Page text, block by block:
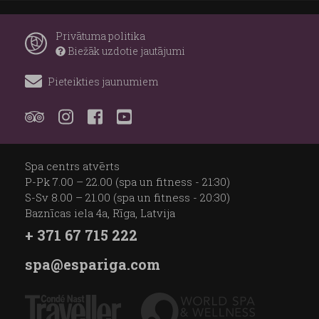
Privātuma politika
Biežāk uzdotie jautājumi
Pieteikties jaunumiem
Spa centrs atvērts
P-Pk 7.00 – 22.00 (spa un fitness - 21:30)
S-Sv 8.00 – 21.00 (spa un fitness - 20:30)
Baznīcas iela 4a, Rīga, Latvija
+ 371 67 715 222
spa@espariga.com